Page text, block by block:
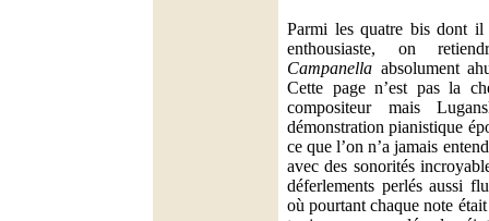
Parmi les quatre bis dont
enthousiaste, on
Campanella absolument
Cette page n’est pas la
compositeur mais
démonstration pianistique
ce que l’on n’a jamais
avec des sonorités
déferlements perlés aussi
où pourtant chaque note